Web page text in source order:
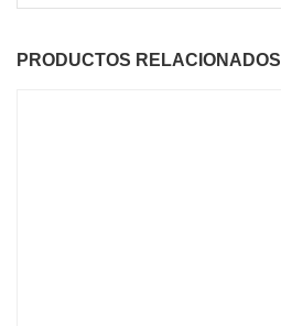
PRODUCTOS RELACIONADOS